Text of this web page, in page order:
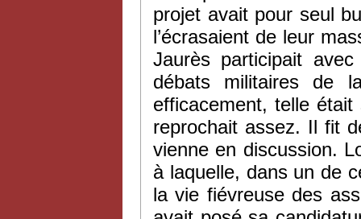
projet avait pour seul
l’écrasaient de leur
Jaurès participait
débats militaires de
efficacement, telle
reprochait assez. Il fit
vienne en discussion.
à laquelle, dans un de
la vie fiévreuse des